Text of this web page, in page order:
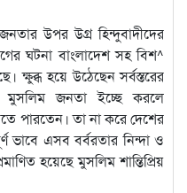
উপর উগ্র হিন্দুবাদীদের
ঘটনা বাংলাদেশ সহ বিশ^
হয়ে উঠেছেন সর্বস্তরের
মুসলিম জনতা ইচ্ছে করলে
পারতেন। তা না করে দেশের
ভাবে এসব বর্বরতার নিন্দা ও
হয়েছে মুসলিম শান্তিপ্রিয়